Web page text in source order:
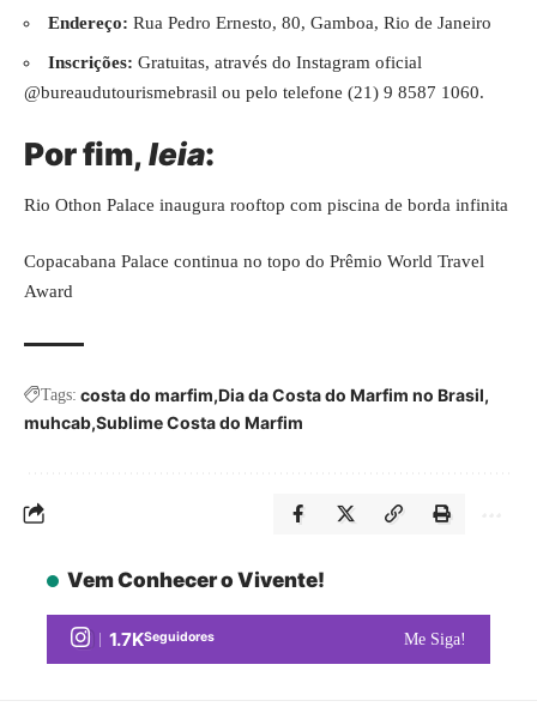
Endereço: Rua Pedro Ernesto, 80, Gamboa, Rio de Janeiro
Inscrições: Gratuitas, através do Instagram oficial
@bureaudutourismebrasil ou pelo telefone (21) 9 8587 1060.
Por fim,leia:
Rio Othon Palace inaugura rooftop com piscina de borda infinita
Copacabana Palace continua no topo do Prêmio World Travel
Award
Tags: costa do marfim Dia da Costa do Marfim no Brasil
muhcab Sublime Costa do Marfim
Vem Conhecer o Vivente!
1.7KSeguidores Me Siga!